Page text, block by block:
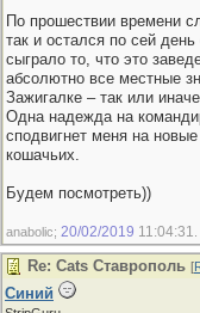
По прошествии времени
так и остался по сей
сыграло то, что это
абсолютно все местные
Зажигалке – так или
Одна надежда на
сподвигнет меня на
кошачьих.
Будем посмотреть))
anabolic; 20/02/2019 11:04:31
Re: Cats Ставрополь [
Синий